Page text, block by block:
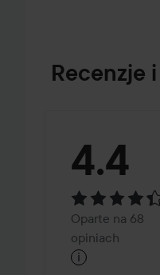
Recenzje
4.4
na
4.4
Oparte na 68
opiniach
i